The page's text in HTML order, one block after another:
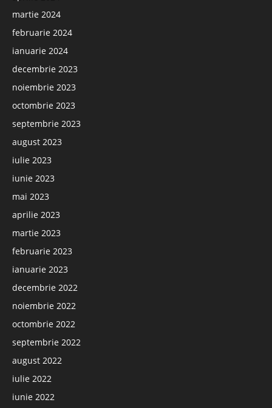
martie 2024
februarie 2024
ianuarie 2024
decembrie 2023
noiembrie 2023
octombrie 2023
septembrie 2023
august 2023
iulie 2023
iunie 2023
mai 2023
aprilie 2023
martie 2023
februarie 2023
ianuarie 2023
decembrie 2022
noiembrie 2022
octombrie 2022
septembrie 2022
august 2022
iulie 2022
iunie 2022